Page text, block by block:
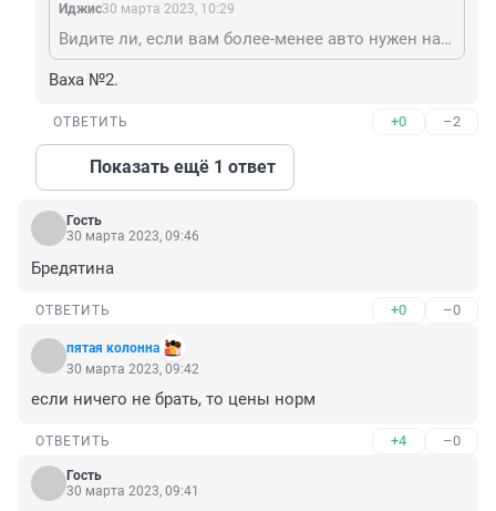
Иджис30 марта 2023, 10:29
Видите ли, если вам более-менее авто нужен надо более-менее хорошо зарабатывать, то есть уметь то, что не умеют миллионы ваших сограждан. Поведайте, что за продукты или услуги мирового уровня вы производите, чтобы претендовать на авто бизнес-класса?
Ваха №2.
ОТВЕТИТЬ +0 –2
Показать ещё 1 ответ
Гость
30 марта 2023, 09:46
Бредятина
ОТВЕТИТЬ +0 –0
пятая колонна
30 марта 2023, 09:42
если ничего не брать, то цены норм
ОТВЕТИТЬ +4 –0
Гость
30 марта 2023, 09:41